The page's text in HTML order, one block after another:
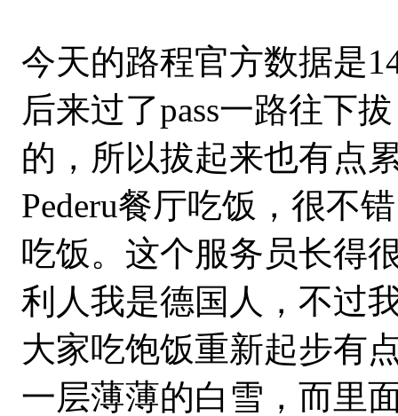
今天的路程官方数据是
后来过了pass一路往下
的，所以拔起来也有点
Pederu餐厅吃饭，很不
吃饭。这个服务员长得
利人我是德国人，不过
大家吃饱饭重新起步有
一层薄薄的白雪，而里